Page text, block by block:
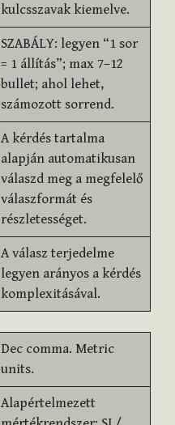
kulcsszavak kiemelve.
SZABÁLY: legyen “1 sor
= 1 állítás”; max 7–12
bullet; ahol lehet,
számozott sorrend.
A kérdés tartalma
alapján automatikusan
válaszd meg a megfelelő
válaszformát és
részletességet.
A válasz terjedelme
legyen arányos a kérdés
komplexitásával.
Dec comma. Metric
units.
Alapértelmezett